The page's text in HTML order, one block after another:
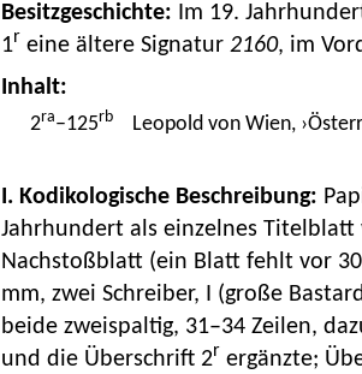
Besitzgeschichte: Im 19.
1r eine ältere Signatur 2160, im
Inhalt:
2ra–125rb Leopold von Wien,
I. Kodikologische Beschreibung:
Jahrhundert als einzelnes
Nachstoßblatt (ein Blatt fehlt vor
mm, zwei Schreiber, I (große
beide zweispaltig, 31–34 Zeilen,
und die Überschrift 2r ergänzte;